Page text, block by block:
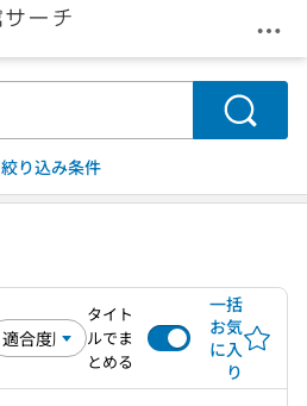
メ
検索
絞り込み条件
タイト
ルでま
とめる
一括
お気
に入
り